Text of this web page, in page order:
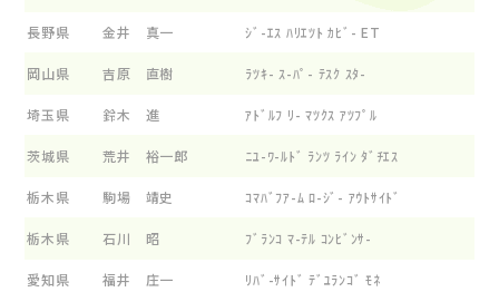
長野県 金井 真一 ｼﾞ-ｴｽ ﾊﾘｴﾂﾄ ｶﾋﾞ- ET
岡山県 吉原 直樹 ﾗﾂｷ- ｽ-ﾊﾟ- ﾃｽｸ ｽﾀ-
埼玉県 鈴木 進 ｱﾄﾞﾙﾌ ﾘ- ﾏﾂｸｽ ｱﾂﾌﾟﾙ
茨城県 荒井 裕一郎 ﾆﾕ-ﾜ-ﾙﾄﾞ ﾗﾝﾂ ﾗｲﾝ ﾀﾞﾁｴｽ
栃木県 駒場 靖史 ｺﾏﾊﾞﾌｱ-ﾑ ﾛ-ｼﾞ- ｱｳﾄｻｲﾄﾞ
栃木県 石川 昭 ﾌﾞﾗﾝｺ ﾏ-ﾃﾙ ｺﾝﾋﾞﾝｻ-
愛知県 福井 庄一 ﾘﾊﾞ-ｻｲﾄﾞ ﾃﾞﾕﾗﾝｺﾞ ﾓﾈ